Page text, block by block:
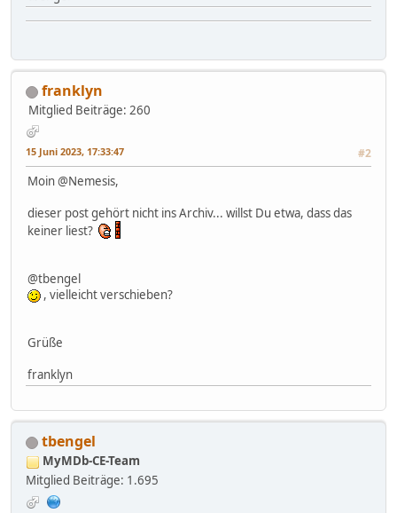
franklyn
Mitglied Beiträge: 260
15 Juni 2023, 17:33:47 #2
Moin @Nemesis,
dieser post gehört nicht ins Archiv... willst Du etwa, dass das
keiner liest?
@tbengel
, vielleicht verschieben?
Grüße
franklyn
tbengel
MyMDb-CE-Team
Mitglied Beiträge: 1.695